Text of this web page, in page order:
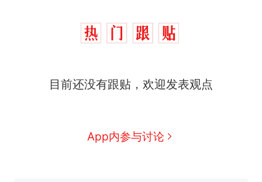
目前还没有跟贴，欢迎发表观点
App内参与讨论
热
那个在床头放菜刀的女孩，
么？
协会回应
男子上山采菌偶然发现鸡枞菌
窝，原地守1天等它长大：挖了